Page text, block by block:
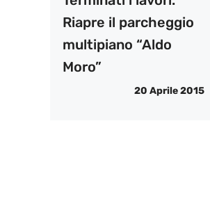
Riapre il parcheggio
multipiano “Aldo
Moro”
20 Aprile 2015